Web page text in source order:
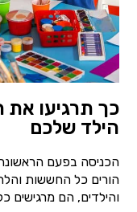
כך תרגיעו
הילד שלכם
הכניסה בפעם הראשונה
הורים כל החששות
והילדים, הם מרגישים